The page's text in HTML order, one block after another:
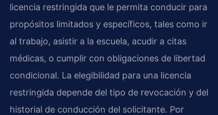
licencia restringida que le permita conducir para
propósitos limitados y específicos, tales como ir
al trabajo, asistir a la escuela, acudir a citas
médicas, o cumplir con obligaciones de libertad
condicional. La elegibilidad para una licencia
restringida depende del tipo de revocación y del
historial de conducción del solicitante. Por